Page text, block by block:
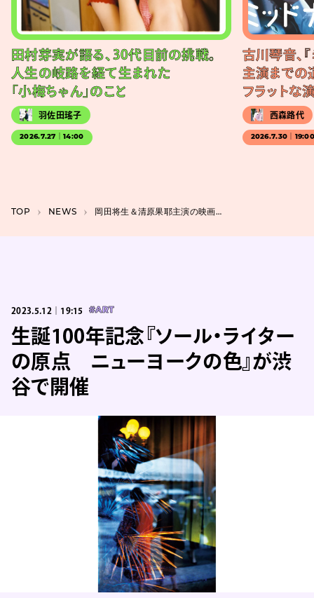
田村芽実が語る、30代目前の挑戦。
人生の岐路を経て生まれた
「小梅ちゃん」のこと
羽佐田瑤子
2026.7.27｜14:00
古川琴音、
主演までの
フラットな
西森路代
2026.7.30｜
TOP NEWS 岡田将生＆清原果耶主演の映画『１秒先の彼』、 幾田りらが主題歌を担当
2023.5.12｜19:15 #ART
生誕100年記念『ソール・ライター
の原点 ニューヨークの色』が渋
谷で開催